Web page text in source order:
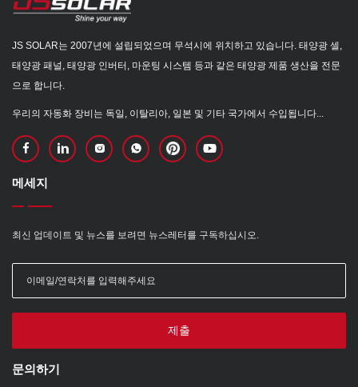
JS SOLAR는 2007년에 설립되었으며 무석시에 위치하고 있습니다. 태양광 셀,
태양광 패널, 태양광 인버터, 마운팅 시스템 등과 같은 태양광 제품 생산을 전문
으로 합니다.
우리의 자동화 장비는 독일, 이탈리아, 일본 및 기타 국가에서 수입됩니다...
메세지
최신 업데이트 및 뉴스를 보려면 뉴스레터를 구독하십시오.
제출
문의하기